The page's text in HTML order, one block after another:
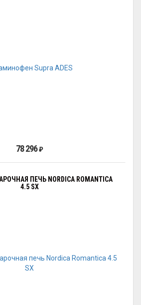
78 296₽
ПЕЧЬ NORDICA ROMANTICA
4.5 SX